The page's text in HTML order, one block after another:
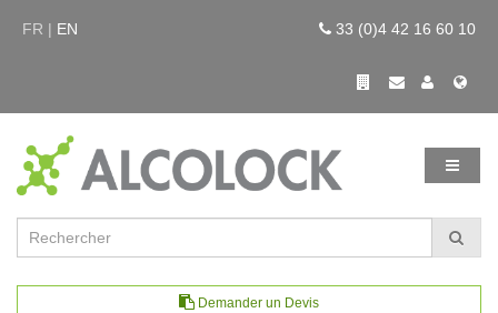
FR | EN 33 (0)4 42 16 60 10
Demander un Devis